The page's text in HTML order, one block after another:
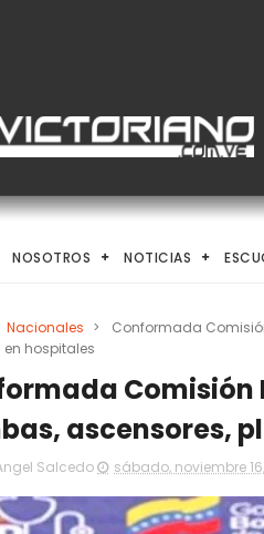
NOSOTROS NOTICIAS
Nacionales >
Conformada
hospitales
Comisión
ascensores,
Salcedo sábado, noviembre